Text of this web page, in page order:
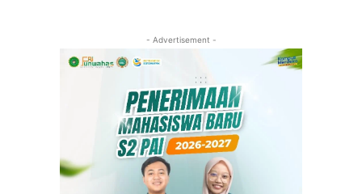
- Advertisement -